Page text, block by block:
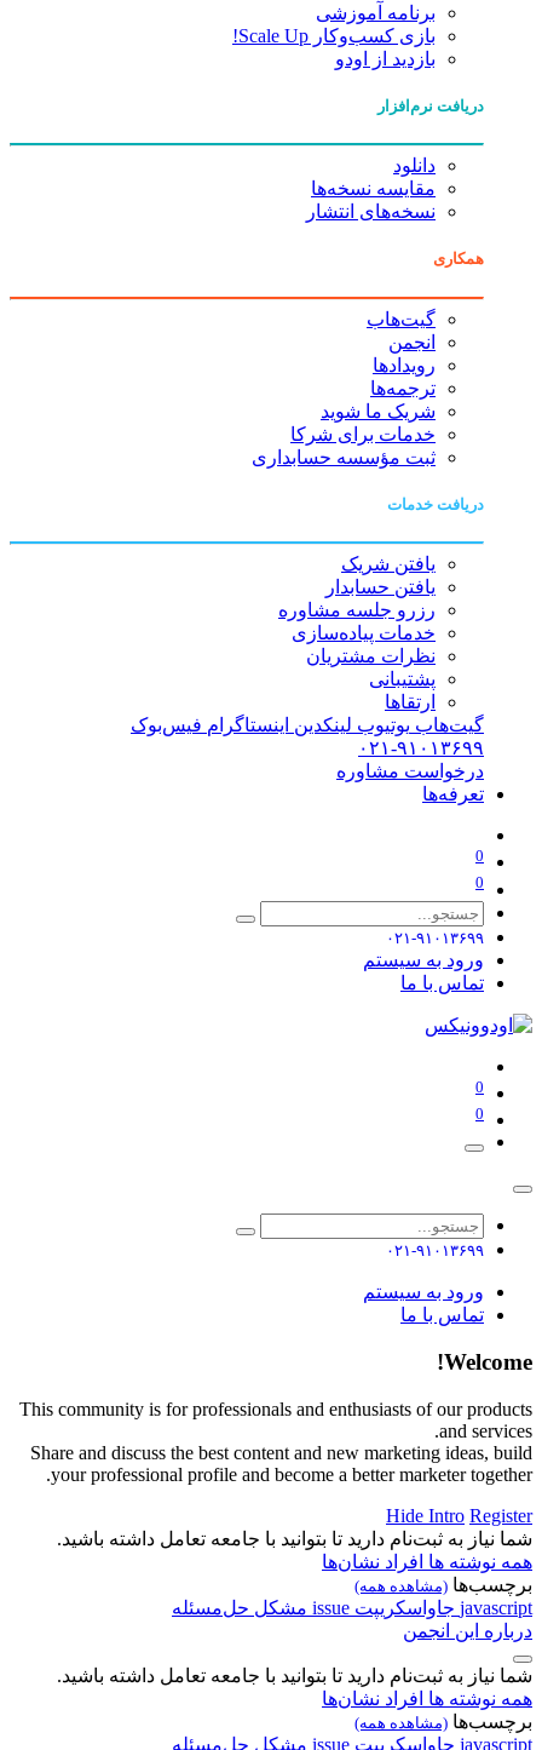
برنامه آموزشی
بازی کسب‌وکار Scale Up!
بازدید از اودو
دریافت نرم‌افزار
دانلود
مقایسه نسخه‌ها
نسخه‌های انتشار
همکاری
گیت‌هاب
انجمن
رویدادها
ترجمه‌ها
شریک ما شوید
خدمات برای شرکا
ثبت مؤسسه حسابداری
دریافت خدمات
یافتن شریک
یافتن حسابدار
رزرو جلسه مشاوره
خدمات پیاده‌سازی
نظرات مشتریان
پشتیبانی
ارتقاها
گیت‌هاب یوتیوب لینکدین اینستاگرام فیس‌بوک
۰۲۱-۹۱۰۱۳۶۹۹
درخواست مشاوره
تعرفه‌ها
0
0
۰۲۱-۹۱۰۱۳۶۹۹
ورود به سیستم
تماس با ما
0
0
۰۲۱-۹۱۰۱۳۶۹۹
ورود به سیستم
تماس با ما
Welcome!
This community is for professionals and enthusiasts of our products
and services.
Share and discuss the best content and new marketing ideas, build
your professional profile and become a better marketer together.
Hide Intro Register
شما نیاز به ثبت‌نام دارید تا بتوانید با جامعه تعامل داشته باشید.
همه نوشته ها افراد نشان‌ها
برچسب‌ها (مشاهده همه)
javascript جاواسکریپت issue مشکل حل‌مسئله
درباره این انجمن
شما نیاز به ثبت‌نام دارید تا بتوانید با جامعه تعامل داشته باشید.
همه نوشته ها افراد نشان‌ها
برچسب‌ها (مشاهده همه)
javascript جاواسکریپت issue مشکل حل‌مسئله